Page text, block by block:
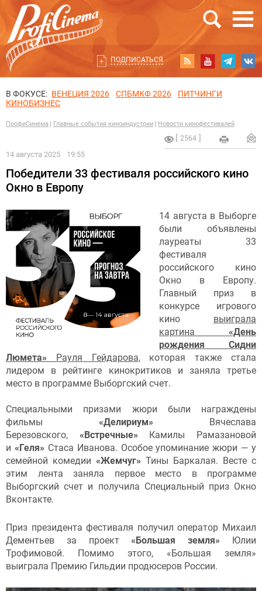
ПОДПИСАТЬСЯ
В ФОКУСЕ: ВЕНЕЦИЯ 2026 СПБМКФ 2026
ПИТЧИНГИ
КИНОБИЗНЕС
ПрофиСинема Главные события киноиндустрии Новости кинофестивалей
2564
14 августа 2025 19:55
Победители 33 фестиваля российского кино
Окно в Европу
14 августа в Выборге
были объявлены
лауреаты 33
фестиваля
российского кино
Окно в Европу.
Главный приз в
конкурсе игрового
кино выиграла
картина «День
рождения Сидни
Люмета» Рауля Гейдарова, которая также стала
лидером в рейтинге кинокритиков и заняла третье
место в программе Выборгский счет.
Специальными призами жюри были награждены
фильмы «Делириум» Вячеслава
Березовского, «Встречные» Камилы Рамазановой
и «Геля» Стаса Иванова. Особое упоминание жюри — у
семейной комедии «Жемчуг» Тины Баркалая. Весте с
этим лента заняла первое место в программе
Выборгский счет и получила Специальный приз Окно
Вконтакте.
Приз президента фестиваля получил оператор Михаил
Дементьев за проект«Большая земля» Юлии
Трофимовой. Помимо этого, «Большая земля»
выиграла Премию Гильдии продюсеров России.